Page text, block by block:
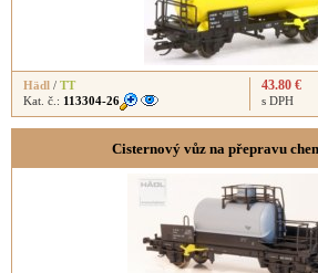
Hädl / TT
Kat. č.: 113304-26
43.80 €
s DPH
Cisternový vůz na přepravu